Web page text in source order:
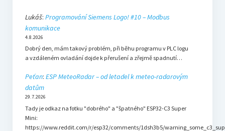
Lukáš: Programování Siemens Logo! #10 – Modbus
komunikace
4.8.2026
Dobrý den, mám takový problém, při běhu programu v PLC logu
a vzdáleném ovladání dojde k přerušení a zřejmě spadnutí…
Peťan: ESP MeteoRadar – od letadel k meteo-radarovým
datům
29.7.2026
Tady je odkaz na fotku "dobrého" a "špatného" ESP32-C3 Super
Mini:
https://www.reddit.com/r/esp32/comments/1dsh3b5/